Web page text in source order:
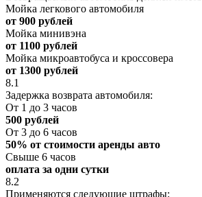
Мойка легкового автомобиля
от 900 рублей
Мойка минивэна
от 1100 рублей
Мойка микроавтобуса и кроссовера
от 1300 рублей
8.1
Задержка возврата автомобиля:
От 1 до 3 часов
500 рублей
От 3 до 6 часов
50% от стоимости аренды авто
Свыше 6 часов
оплата за одни сутки
8.2
Применяются следующие штрафы: